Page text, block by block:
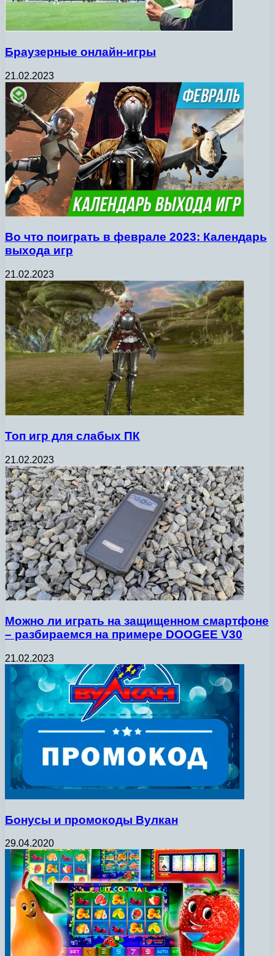
Браузерные онлайн-игры
21.02.2023
Во что поиграть в феврале 2023: Календарь
выхода игр
21.02.2023
Топ игр для слабых ПК
21.02.2023
Можно ли играть на защищенном смартфоне
– разбираемся на примере DOOGEE V30
21.02.2023
Бонусы и промокоды Вулкан
29.04.2020